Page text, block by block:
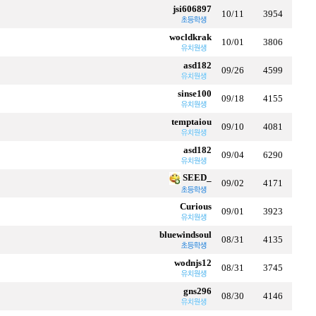
jsi606897 10/11 3954
wocldkrak 10/01 3806
asd182 09/26 4599
sinse100 09/18 4155
temptaiou 09/10 4081
asd182 09/04 6290
SEED_
09/02 4171
Curious 09/01 3923
bluewindsoul 08/31 4135
wodnjs12 08/31 3745
gns296 08/30 4146